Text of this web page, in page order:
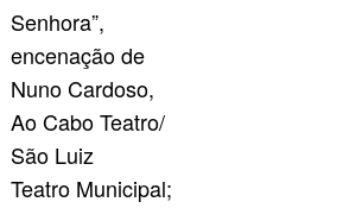
Senhora”,
encenação de
Nuno Cardoso,
Ao Cabo Teatro/
São Luiz
Teatro Municipal;